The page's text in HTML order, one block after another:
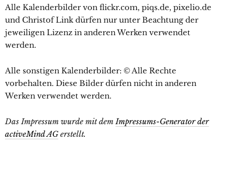
Alle Kalenderbilder von flickr.com, piqs.de, pixelio.de
und Christof Link dürfen nur unter Beachtung der
jeweiligen Lizenz in anderen Werken verwendet
werden.
Alle sonstigen Kalenderbilder: © Alle Rechte
vorbehalten. Diese Bilder dürfen nicht in anderen
Werken verwendet werden.
Das Impressum wurde mit demImpressums-Generator der
activeMind AG erstellt.